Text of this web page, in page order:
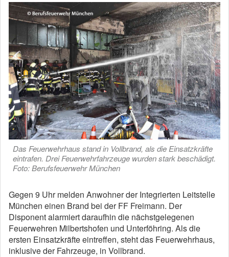
Das Feuerwehrhaus stand in Vollbrand, als die Einsatzkräfte
eintrafen. Drei Feuerwehrfahrzeuge wurden stark beschädigt.
Foto: Berufsfeuerwehr München
Gegen 9 Uhr melden Anwohner der Integrierten Leitstelle
München einen Brand bei der FF Freimann. Der
Disponent alarmiert daraufhin die nächstgelegenen
Feuerwehren Milbertshofen und Unterföhring. Als die
ersten Einsatzkräfte eintreffen, steht das Feuerwehrhaus,
inklusive der Fahrzeuge, in Vollbrand.